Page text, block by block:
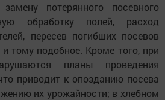
потерянного посевного
обработку полей, расход
пересев погибших посевов
тому подобное. Кроме того, при
планы проведения
приводит к опозданию посева
их урожайности; в хлебном